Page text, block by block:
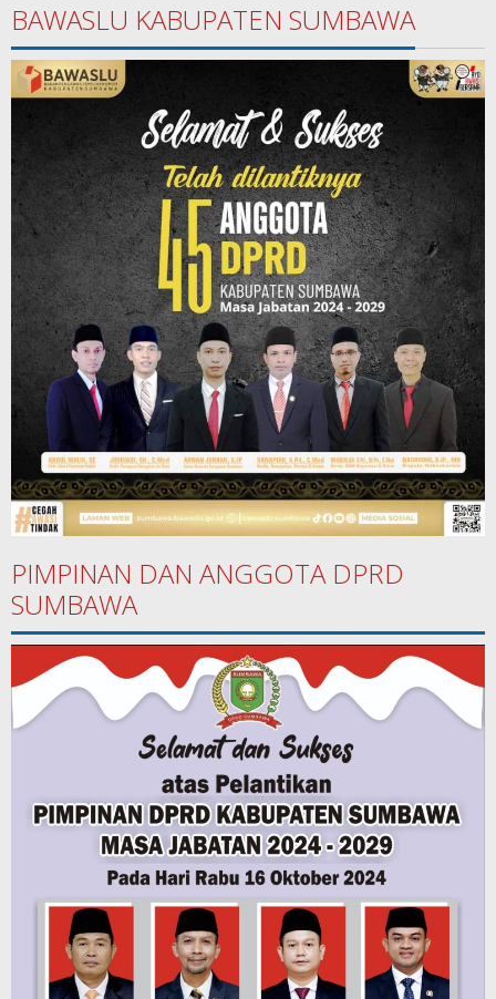
BAWASLU KABUPATEN SUMBAWA
PIMPINAN DAN ANGGOTA DPRD
SUMBAWA